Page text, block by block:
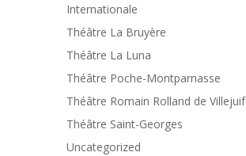
Internationale
Théâtre La Bruyère
Théâtre La Luna
Théâtre Poche-Montparnasse
Théâtre Romain Rolland de Villejuif
Théâtre Saint-Georges
Uncategorized